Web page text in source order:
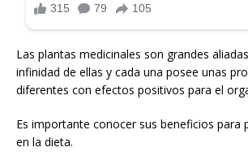
Las plantas medicinales son grandes
infinidad de ellas y cada una posee unas
diferentes con efectos positivos para el
Es importante conocer sus beneficios para
en la dieta.